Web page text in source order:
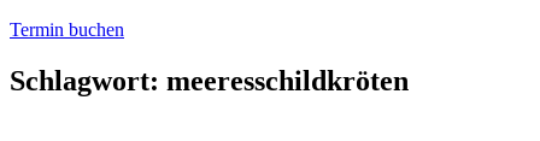
Termin buchen
Schlagwort: meeresschildkröten